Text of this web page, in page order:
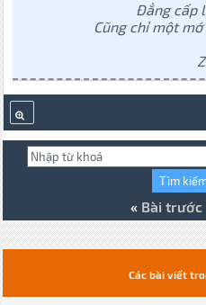
Đẳng cấp
Cũng chỉ một
« Bài trước
Các bài viết